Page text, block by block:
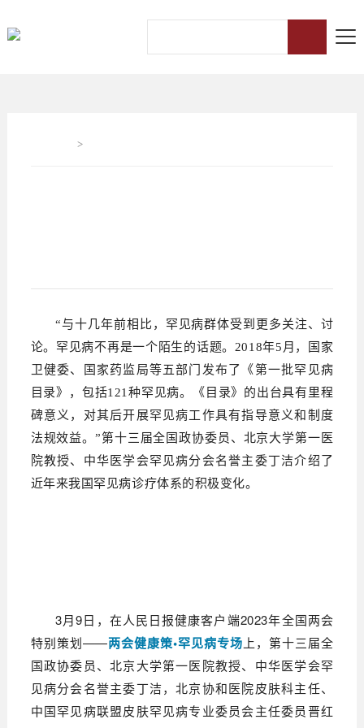
>
“与十几年前相比，罕见病群体受到更多关注、讨
论。罕见病不再是一个陌生的话题。2018年5月，国家
卫健委、国家药监局等五部门发布了《第一批罕见病
目录》，包括121种罕见病。《目录》的出台具有里程
碑意义，对其后开展罕见病工作具有指导意义和制度
法规效益。”第十三届全国政协委员、北京大学第一医
院教授、中华医学会罕见病分会名誉主委丁洁介绍了
近年来我国罕见病诊疗体系的积极变化。
3月9日，在人民日报健康客户端2023年全国两会
特别策划——两会健康策•罕见病专场 上，第十三届全
国政协委员、北京大学第一医院教授、中华医学会罕
见病分会名誉主委丁洁，北京协和医院皮肤科主任、
中国罕见病联盟皮肤罕见病专业委员会主任委员晋红